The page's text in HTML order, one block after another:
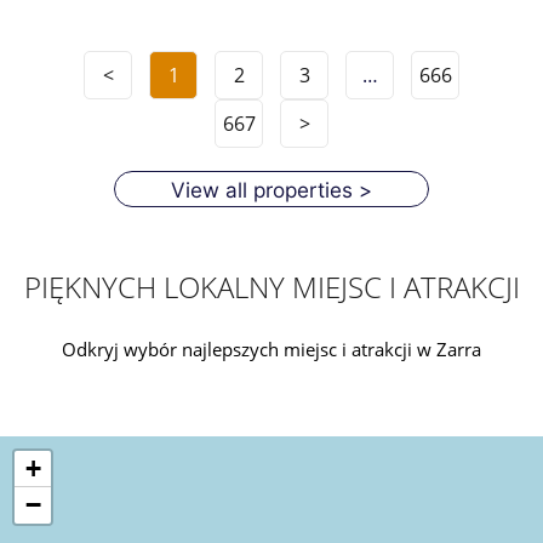
< 1 2 3 …
666
667
>
View all properties >
PIĘKNYCH LOKALNY MIEJSC I ATRAKCJI
Odkryj wybór najlepszych miejsc i atrakcji w Zarra
+
−